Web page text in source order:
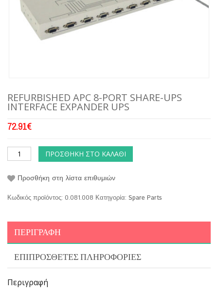
REFURBISHED APC 8-PORT SHARE-UPS
INTERFACE EXPANDER UPS
72.91€
ΠΡΟΣΘΉΚΗ ΣΤΟ ΚΑΛΆΘΙ
Προσθήκη στη λίστα επιθυμιών
Κωδικός προϊόντος: 0.081.008 Κατηγορία: Spare Parts
ΠΕΡΙΓΡΑΦΉ
ΕΠΙΠΡΌΣΘΕΤΕΣ ΠΛΗΡΟΦΟΡΊΕΣ
Περιγραφή